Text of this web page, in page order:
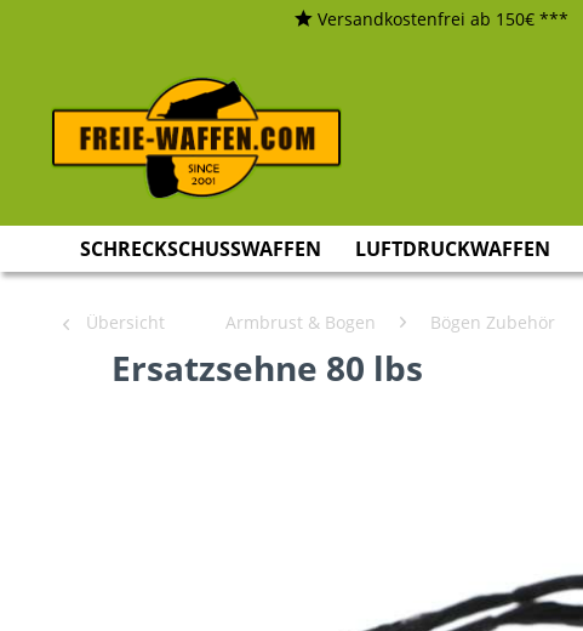
Versandkostenfrei ab 150€ ***
SCHRECKSCHUSSWAFFEN LUFTDRUCKWAFFEN
Übersicht Armbrust & Bogen Bögen Zubehör
Ersatzsehne 80 lbs